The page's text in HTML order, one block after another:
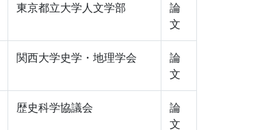
東京都立大学人文学部
論
文
関西大学史学・地理学会
論
文
歴史科学協議会
論
文